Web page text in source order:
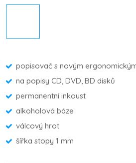
popisovač s novým
na popisy CD, DVD, BD disků
permanentní inkoust
alkoholová báze
válcový hrot
šířka stopy 1 mm